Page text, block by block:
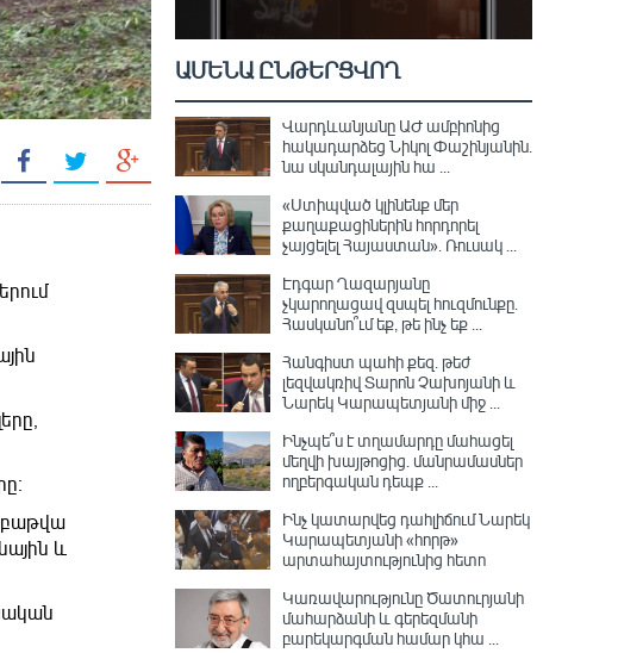
և
ԱՄԵՆԱ ԸՆԹԵՐՑՎՈՂ
Վարդևանյանը ԱԺ ամբիոնից
հակադարձեց Նիկոլ Փաշինյանին․
նա սկանդալային հա ...
«Ստիպված կլինենք մեր
քաղաքացիներին հորդորել
չայցելել Հայաստան»․ Ռուսակ ...
Էդգար Ղազարյանը
չկարողացավ զսպել հուզմունքը.
Հասկանո՞ւմ եք, թե ինչ եք ...
Հանգիստ պահի քեզ. թեժ
լեզվակռիվ Տարոն Չախոյանի և
Նարեկ Կարապետյանի միջ ...
Ինչպե՞ս է տղամարդը մահացել
մեղվի խայթոցից. մանրամասներ
ողբերգական դեպք ...
Ինչ կատարվեց դահլիճում Նարեկ
Կարապետյանի «հորթ»
արտահայտությունից հետո
Կառավարությունը Ծատուրյանի
մահարձանի և գերեզմանի
բարեկարգման համար կհա ...